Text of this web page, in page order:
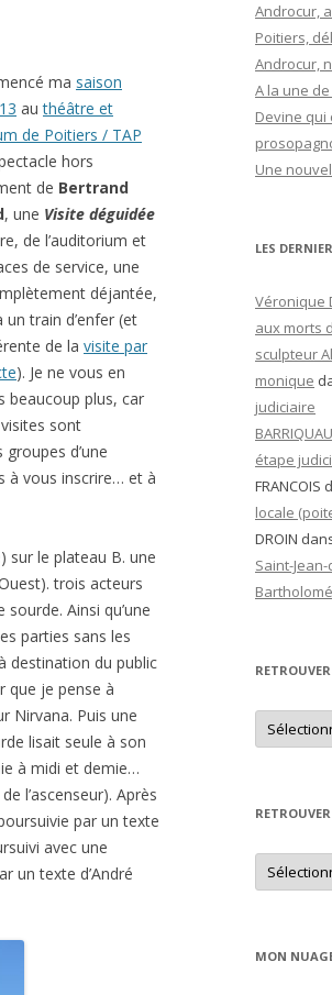
ma saison
authéâtre et
de Poitiers / TAP
hors
de Bertrand
, une Visite déguidée
de l’auditorium et
de service, une
déjantée,
un train d’enfer (et
de la visite par
). Je ne vous en
beaucoup plus, car
visites sont
d’une
à vous inscrire… et à
sur le plateau B. une
trois acteurs
Ainsi qu’une
parties sans les
destination du public
que je pense à
Nirvana. Puis une
lisait seule à son
à midi et demie…
l’ascenseur). Après
par un texte
avec une
un texte d’André
Androcur,
Poitiers,
Androcur,
A la une de
Devine qui
Une
LES
Véronique
aux morts
sculpteur
monique
judiciaire
étape
FRANCOIS
locale
DROIN
Saint-
Retrouver
un
article
Retrouver
les
articles
MON